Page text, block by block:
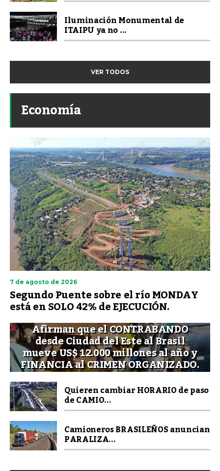
Iluminación Monumental de
ITAIPU ya no ...
VER TODOS
Economía
7 de agosto de 2026
Segundo Puente sobre el río MONDAY
está en SOLO 42% de EJECUCIÓN.
Afirman que el CONTRABANDO
desde Ciudad del Este al Brasil
mueve US$ 12.000 millones al año y
FINANCIA al CRIMEN ORGANIZADO.
Quieren cambiar HORARIO de paso
de CAMIO...
Camioneros BRASILEÑOS anuncian
PARALIZA...